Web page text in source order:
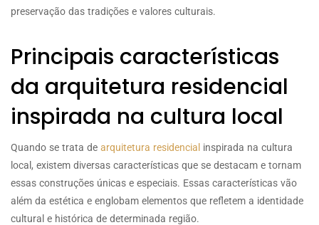
preservação das tradições e valores culturais.
Principais características
da arquitetura residencial
inspirada na cultura local
Quando se trata de arquitetura residencial inspirada na cultura
local, existem diversas características que se destacam e tornam
essas construções únicas e especiais. Essas características vão
além da estética e englobam elementos que refletem a identidade
cultural e histórica de determinada região.